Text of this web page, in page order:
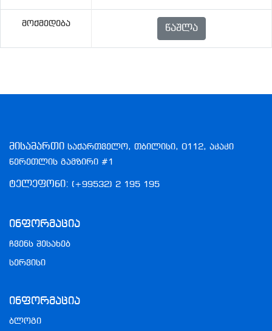
Მოქმედება Წაშლა
მისამართი საქართველო, თბილისი, 0112, აკაკი
წერეთლის გამზირი #1
ტელეფონი: (+99532) 2 195 195
Ინფორმაცია
ჩვენს შესახებ
სერვისი
Ინფორმაცია
ბლოგი